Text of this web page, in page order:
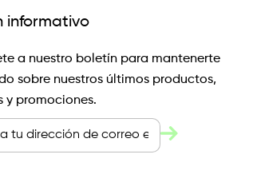
informativo
a nuestro boletín para mantenerte
sobre nuestros últimos productos,
y promociones.